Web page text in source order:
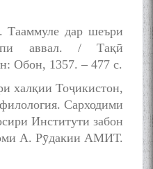
Тааммуле дар шеъри
аввал. / Тақӣ
Обон, 1357. – 477 с.
Тоҷикистон,
Сарходими
Институти забон
А. Рӯдакии АМИТ.